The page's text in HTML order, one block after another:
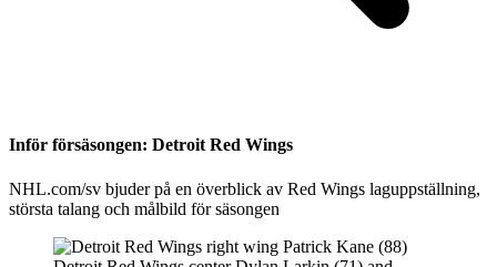
Inför försäsongen: Detroit Red Wings
NHL.com/sv bjuder på en överblick av Red Wings laguppställning,
största talang och målbild för säsongen